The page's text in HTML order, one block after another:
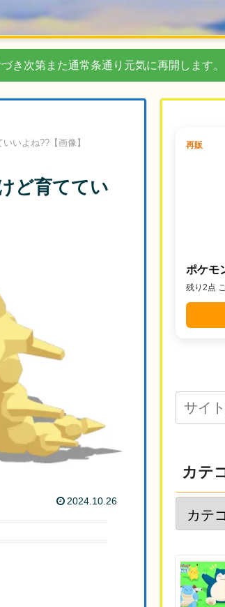
き次第また通常条通り元気に再開します。
いよね??【画像】
ど育ててい
2024.10.26
再販
ポケモ
残り2点
カテ